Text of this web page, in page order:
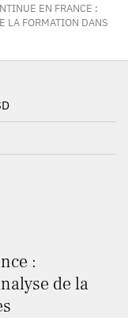
EN FRANCE :
LA FORMATION DANS
:
de la